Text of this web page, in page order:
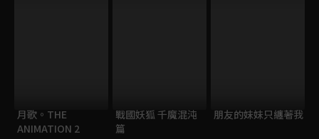
月歌。THE
ANIMATION 2
戰國妖狐 千魔混沌
篇
朋友的妹妹只纏著我